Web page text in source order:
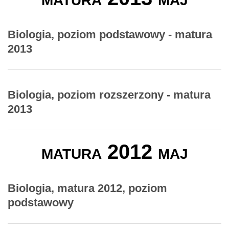
Biologia, poziom podstawowy - matura
2013
Biologia, poziom rozszerzony - matura
2013
matura 2012 maj
Biologia, matura 2012, poziom
podstawowy